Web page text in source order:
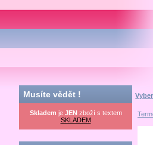
Musíte vědět !
Skladem je JENzboží s textem
SKLADEM